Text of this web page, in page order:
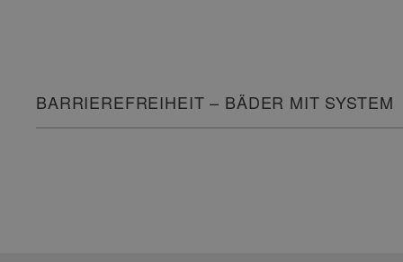
BARRIEREFREIHEIT – BÄDER MIT SYSTEM